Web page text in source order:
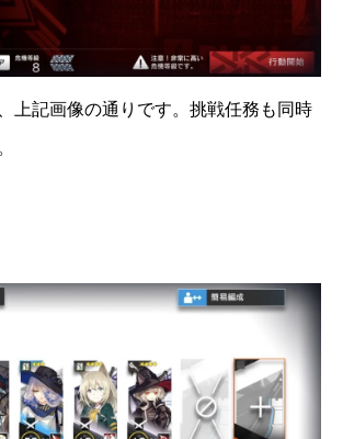
上記画像の通りです。挑戦任務も同時